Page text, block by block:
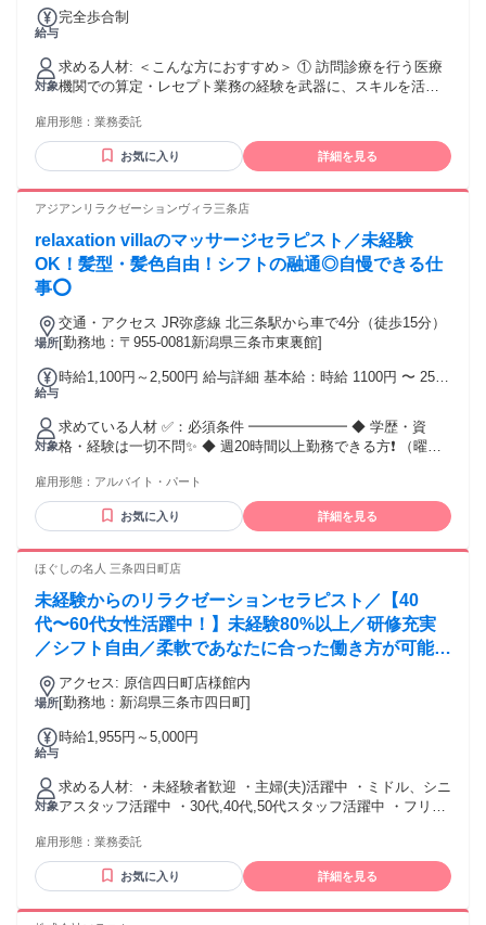
給与
完全歩合制
対象
求める人材: ＜こんな方におすすめ＞ ① 訪問診療を行う医療
機関での算定・レセプト業務の経験を武器に、スキルを活か
と、専門性を活かした働き方が可能です） ② 訪問診療を行う
医療機関での算定・レセプト経験を活かし、完全リモート環
境での転職を検討している方 （業務委託から正社員登用の実
た評価のもとで働きたい方 【必須】 ・訪問診療・在宅医療ク
使用経験 【歓迎要件】 ・在宅医療の点数体系（在医総管・施
設総管・在宅療養指導管理料など）への理解 ・複数クリニッ
クでの算定経験 ・リモートワーク・業務委託での就業経験
雇用形態： 業務委託
お気に入り 詳細を見る
アジアンリラクゼーションヴィラ三条店
relaxation villaのマッサージセラピスト／未経験
OK！髪型・髪色自由！シフトの融通◎自慢できる仕
事⭕️
場所
交通・アクセス JR弥彦線 北三条駅から車で4分（徒歩15分）
[勤務地：〒955-0081新潟県三条市東裏館]
給与
時給1,100円～2,500円 給与詳細 基本給：時給 1100円 〜 2500
張りを、給与で正当評価 ◆
┗━━━━━━━━━━━━━━━━━┛ 時給：1,100円 ～
2,500円✨ ※ 試用期間6ヶ月：時給1,050円 ✅：月収例のご紹
介 ━━━━━━━ パターン01：【安定のガッツリ派】✨ （週
1100円×8h×22日＝193,600円 ＋売上歩合：58,000円 ＋指名手
当：25,000円 ＋皆勤手当：10,000円 パターン02：【効率のW
ワーク派】⏰ （週4日・1日5時間勤務の場合） 月収：12万
5,000円 ✨ 内訳： 時給1100円×5h×16日＝88,000円 ＋売上歩
合：25,000円 ＋指名手当：12,000円 パターン03：【充実のバ
ランス派】✿ （週4日・1日6時間勤務の場合） 月収：18万
2,000円 ❗ 内訳： 時給1100円×6h×20日＝132,000円 ＋売上歩
合：35,000円 ＋指名手当：15,000円"
対象
求めている人材 ✅：必須条件 ━━━━━━━ ◆ 学歴・資
格・経験は一切不問✨ ◆ 週20時間以上勤務できる方❗ （曜日
━━━━━━━ ❏ バイトでも月20万以上稼ぎたい ❏ 髪色も
お洒落も諦めたくない✨ ❏ 立ち仕事より「技術」で働きたい❗
❏ 同期だけの職場で楽しく働きたい✨ ❏ 手に職をつけて、自
ェ / 居酒屋 / コンビニ / 受付 アパレル販売 / 事務 / 軽作業な
即戦力！ ━━━━━━━ <例> ・マッサージ ・もみほぐし ・
ヘッドスパ ・フットケア ・オイル ・アロママッサージ ・ハ
ンドでの痩身 ・タイ式 ・小顔矯正 ・整体 ・筋膜リリース ・
足ツボ ・骨盤矯正 ・産後矯正など"
雇用形態： アルバイト・パート
お気に入り 詳細を見る
ほぐしの名人 三条四日町店
未経験からのリラクゼーションセラピスト／【40
代〜60代女性活躍中！】未経験80%以上／研修充実
／シフト自由／柔軟であなたに合った働き方が可能／
Wワーク歓迎
場所
アクセス: 原信四日町店様館内
[勤務地：新潟県三条市四日町]
給与
時給1,955円～5,000円
対象
求める人材: ・未経験者歓迎 ・主婦(夫)活躍中 ・ミドル、シニ
アスタッフ活躍中 ・30代,40代,50代スタッフ活躍中 ・フリー
雇用形態： 業務委託
お気に入り 詳細を見る